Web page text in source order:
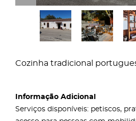
Cozinha tradicional
Informação Adicional
Serviços disponíveis: petiscos,